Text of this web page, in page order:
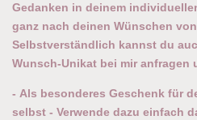
Gedanken in deinem
ganz nach deinen Wünschen
Selbstverständlich kannst du
Wunsch-Unikat bei mir anfragen
- Als besonderes Geschenk für
selbst - Verwende dazu einfach